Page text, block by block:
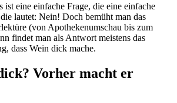
eine einfache Frage, die eine einfache
lautet: Nein! Doch bemüht man das
(von Apothekenumschau bis zum
findet man als Antwort meistens das
dass Wein dick mache.
Vorher macht er